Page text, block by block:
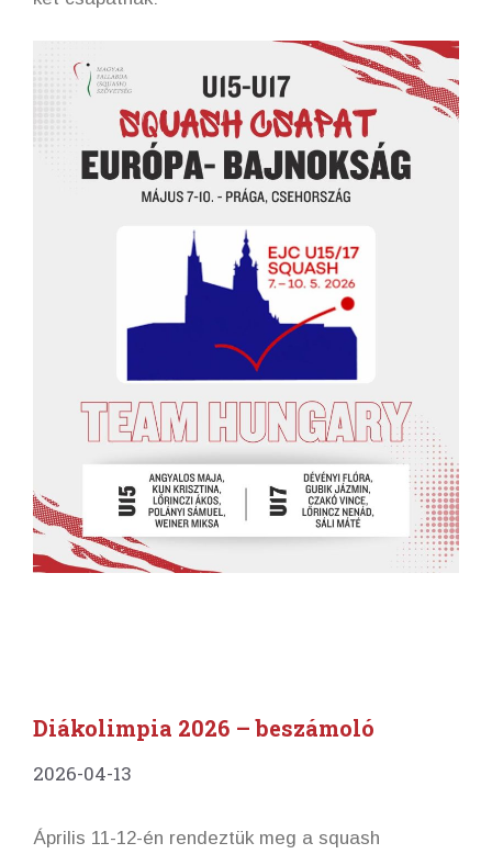
Diákolimpia 2026 – beszámoló
2026-04-13
Április 11-12-én rendeztük meg a squash